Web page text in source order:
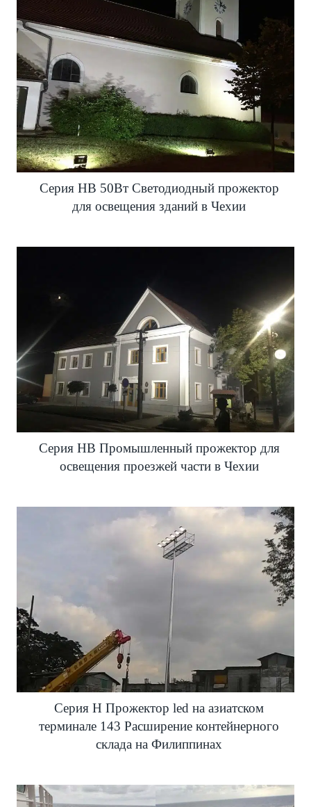
Серия HB 50Вт Светодиодный прожектор
для освещения зданий в Чехии
Серия HB Промышленный прожектор для
освещения проезжей части в Чехии
Серия H Прожектор led на азиатском
терминале 143 Расширение контейнерного
склада на Филиппинах